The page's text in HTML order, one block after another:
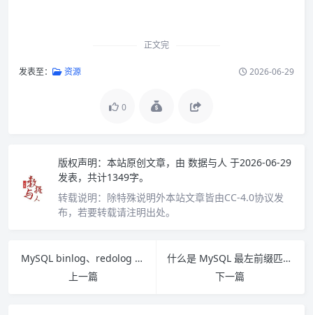
正文完
发表至： 资源 2026-06-29
0
版权声明： 本站原创文章，由 数据与人 于2026-06-29
发表，共计1349字。
转载说明： 除特殊说明外本站文章皆由CC-4.0协议发
布，若要转载请注明出处。
MySQL binlog、redolog 和 undolog 日志的区别是什么？
上一篇
什么是 MySQL 最左前缀匹配？
下一篇